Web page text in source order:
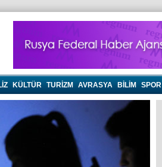
KÜLTÜR TURIZM AVRASYA BILIM SPOR